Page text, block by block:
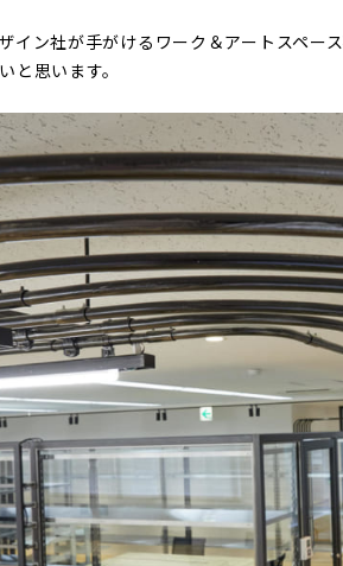
イン社が手がけるワーク＆アートスペ
と思います。